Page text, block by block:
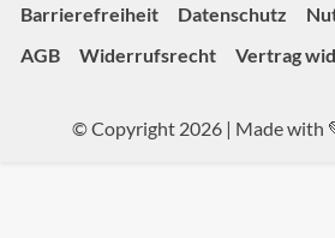
Barrierefreiheit Datenschutz
AGB
Widerrufsrecht Vertrag
© Copyright 2026 | Made with